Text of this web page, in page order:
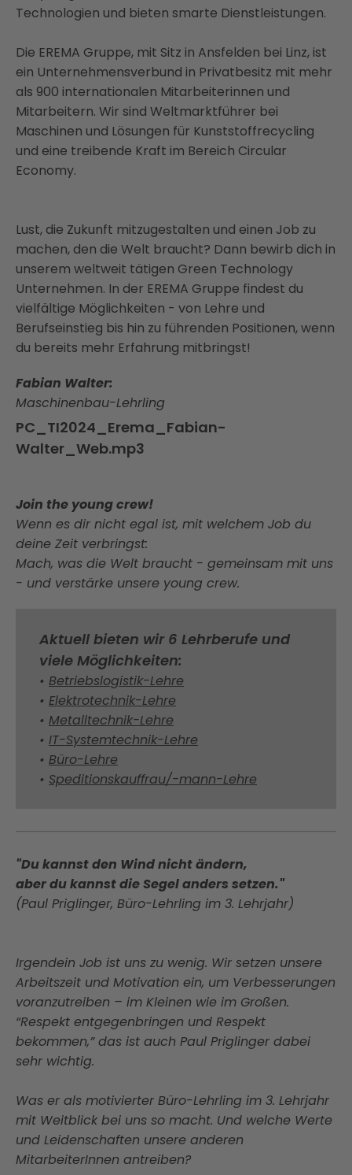
Technologien und bieten smarte Dienstleistungen.
Die EREMA Gruppe, mit Sitz in Ansfelden bei Linz, ist
ein Unternehmensverbund in Privatbesitz mit mehr
als 900 internationalen Mitarbeiterinnen und
Mitarbeitern. Wir sind Weltmarktführer bei
Maschinen und Lösungen für Kunststoffrecycling
und eine treibende Kraft im Bereich Circular
Economy.
Lust, die Zukunft mitzugestalten und einen Job zu
machen, den die Welt braucht? Dann bewirb dich in
unserem weltweit tätigen Green Technology
Unternehmen. In der EREMA Gruppe findest du
vielfältige Möglichkeiten - von Lehre und
Berufseinstieg bis hin zu führenden Positionen, wenn
du bereits mehr Erfahrung mitbringst!
Fabian Walter:
Maschinenbau-Lehrling
PC_TI2024_Erema_Fabian-
Walter_Web.mp3
Join the young crew!
Wenn es dir nicht egal ist, mit welchem Job du
deine Zeit verbringst:
Mach, was die Welt braucht - gemeinsam mit uns
- und verstärke unsere young crew.
Aktuell bieten wir 6 Lehrberufe und
viele Möglichkeiten:
• Betriebslogistik-Lehre
• Elektrotechnik-Lehre
• Metalltechnik-Lehre
• IT-Systemtechnik-Lehre
• Büro-Lehre
• Speditionskauffrau/-mann-Lehre
"Du kannst den Wind nicht ändern,
aber du kannst die Segel anders setzen."
(Paul Priglinger, Büro-Lehrling im 3. Lehrjahr)
Irgendein Job ist uns zu wenig. Wir setzen unsere
Arbeitszeit und Motivation ein, um Verbesserungen
voranzutreiben – im Kleinen wie im Großen.
“Respekt entgegenbringen und Respekt
bekommen,” das ist auch Paul Priglinger dabei
sehr wichtig.
Was er als motivierter Büro-Lehrling im 3. Lehrjahr
mit Weitblick bei uns so macht. Und welche Werte
und Leidenschaften unsere anderen
MitarbeiterInnen antreiben?